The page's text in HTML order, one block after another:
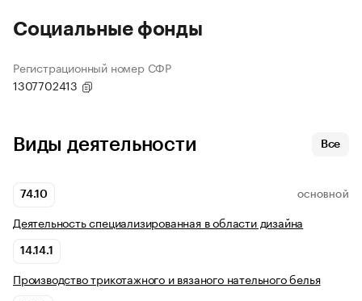
Социальные фонды
Регистрационный номер СФР
1307702413
Виды деятельности Все
74.10 ОСНОВНОЙ
Деятельность специализированная в области дизайна
14.14.1
Производство трикотажного и вязаного нательного белья